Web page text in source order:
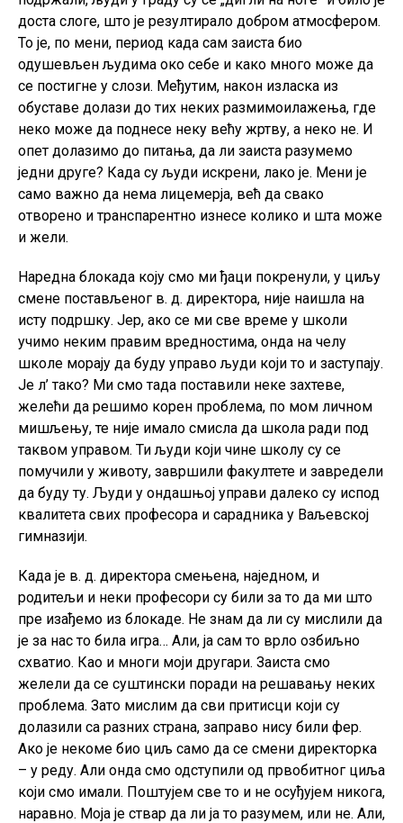
доста слоге, што је резултирало добром атмосфером.
То је, по мени, период када сам заиста био
одушевљен људима око себе и како много може да
се постигне у слози. Међутим, након изласка из
обуставе долази до тих неких размимоилажења, где
неко може да поднесе неку већу жртву, а неко не. И
опет долазимо до питања, да ли заиста разумемо
једни друге? Када су људи искрени, лако је. Мени је
само важно да нема лицемерја, већ да свако
отворено и транспарентно изнесе колико и шта може
и жели.
Наредна блокада коју смо ми ђаци покренули, у циљу
смене постављеног в. д. директора, није наишла на
исту подршку. Јер, ако се ми све време у школи
учимо неким правим вредностима, онда на челу
школе морају да буду управо људи који то и заступају.
Је л’ тако? Ми смо тада поставили неке захтеве,
желећи да решимо корен проблема, по мом личном
мишљењу, те није имало смисла да школа ради под
таквом управом. Ти људи који чине школу су се
помучили у животу, завршили факултете и завредели
да буду ту. Људи у ондашњој управи далеко су испод
квалитета свих професора и сарадника у Ваљевској
гимназији.
Када је в. д. директора смењена, наједном, и
родитељи и неки професори су били за то да ми што
пре изађемо из блокаде. Не знам да ли су мислили да
је за нас то била игра… Али, ја сам то врло озбиљно
схватио. Као и многи моји другари. Заиста смо
желели да се суштински поради на решавању неких
проблема. Зато мислим да сви притисци који су
долазили са разних страна, заправо нису били фер.
Ако је некоме био циљ само да се смени директорка
– у реду. Али онда смо одступили од првобитног циља
који смо имали. Поштујем све то и не осуђујем никога,
наравно. Моја је ствар да ли ја то разумем, или не. Али,